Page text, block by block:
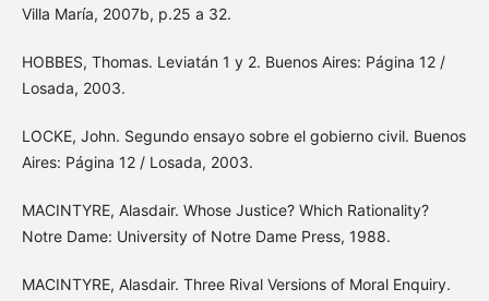
Villa María, 2007b, p.25 a 32.
HOBBES, Thomas. Leviatán 1 y 2. Buenos Aires: Página 12 /
Losada, 2003.
LOCKE, John. Segundo ensayo sobre el gobierno civil. Buenos
Aires: Página 12 / Losada, 2003.
MACINTYRE, Alasdair. Whose Justice? Which Rationality?
Notre Dame: University of Notre Dame Press, 1988.
MACINTYRE, Alasdair. Three Rival Versions of Moral Enquiry.